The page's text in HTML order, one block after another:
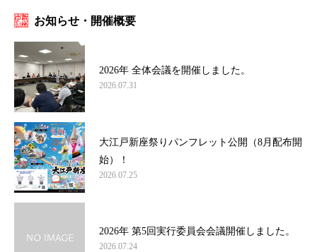
お知らせ・開催概要
2026年 全体会議を開催しました。
2026.07.31
大江戸新座祭りパンフレット公開（8月配布開
始）！
2026.07.25
2026年 第5回実行委員会会議開催しました。
2026.07.24